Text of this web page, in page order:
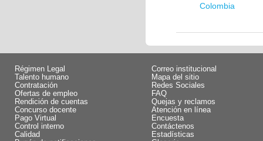
Colombia
Régimen Legal
Talento humano
Contratación
Ofertas de empleo
Rendición de cuentas
Concurso docente
Pago Virtual
Control interno
Calidad
Correo institucional
Mapa del sitio
Redes Sociales
FAQ
Quejas y reclamos
Atención en línea
Encuesta
Contáctenos
Estadísticas